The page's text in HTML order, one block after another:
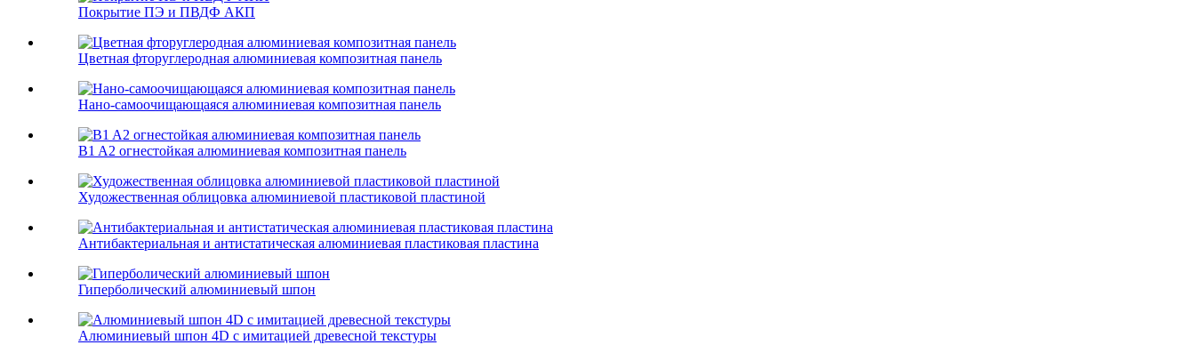
Покрытие ПЭ и ПВДФ АКП
Цветная фторуглеродная алюминиевая композитная панель
Нано-самоочищающаяся алюминиевая композитная панель
B1 A2 огнестойкая алюминиевая композитная панель
Художественная облицовка алюминиевой пластиковой пластиной
Антибактериальная и антистатическая алюминиевая пластиковая пластина
Гиперболический алюминиевый шпон
Алюминиевый шпон 4D с имитацией древесной текстуры